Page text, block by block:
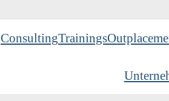
ConsultingTrainings